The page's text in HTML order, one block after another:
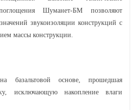
Шуманет-БМ позволяют
звукоизоляции конструкций с
массы конструкции.
базальтовой основе, прошедшая
исключающую накопление влаги